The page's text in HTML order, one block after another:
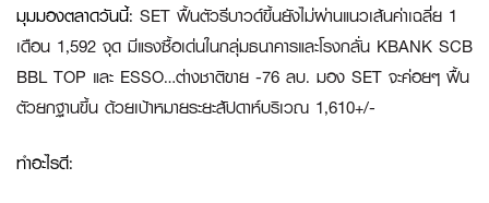
มุมมองตลาดวันนี้: SET ฟื้นตัวรีบาวด์ขึ้นยังไม่ผ่านแนวเส้นค่าเฉลี่ย 1
เดือน 1,592 จุด มีแรงซื้อเด่นในกลุ่มธนาคารและโรงกลั่น KBANK SCB
BBL TOP และ ESSO…ต่างชาติขาย -76 ลบ. มอง SET จะค่อยๆ ฟื้น
ตัวยกฐานขึ้น ด้วยเป้าหมายระยะสัปดาห์บริเวณ 1,610+/-
ทำอะไรดี: